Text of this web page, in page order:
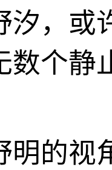
汐，或
数个静
明的视